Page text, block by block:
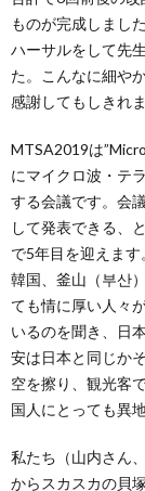
ものが完成しまし
ハーサルをして先
た。こんなに細や
感謝してもしきれま
MTSA2019は
にマイクロ波・テ
する会議です。会
して発表できる、
で5年目を迎えます
韓国、釜山（부산
ても情に厚い人々
いるのを聞き、日
安は日本と同じか
空を擦り、観光客
国人にとっても異
私たち（山内さん
からスカスカの貝